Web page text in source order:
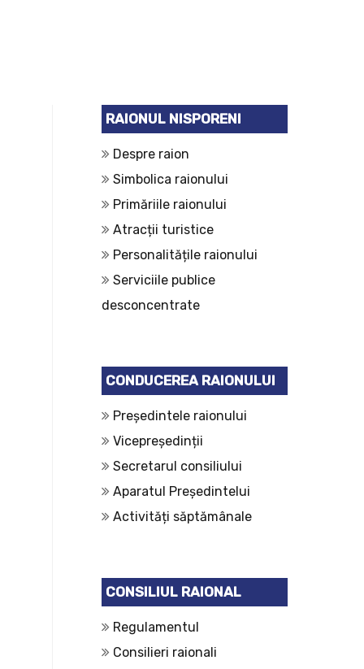
RAIONUL NISPORENI
Despre raion
Simbolica raionului
Primăriile raionului
Atracții turistice
Personalitățile raionului
Serviciile publice
desconcentrate
CONDUCEREA RAIONULUI
Președintele raionului
Vicepreședinții
Secretarul consiliului
Aparatul Președintelui
Activități săptămânale
CONSILIUL RAIONAL
Regulamentul
Consilieri raionali